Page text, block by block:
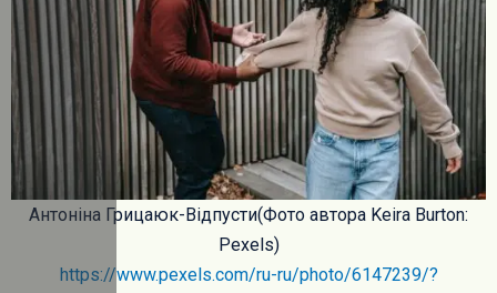
Антоніна Грицаюк-Відпусти(Фото автора Keira Burton:
Pexels)
https://www.pexels.com/ru-ru/photo/6147239/?